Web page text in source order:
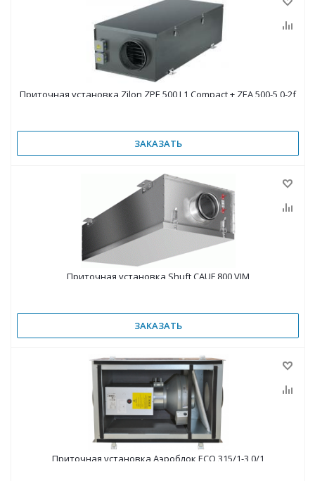
Приточная установка Zilon ZPE 500 L1 Compact + ZEA 500-5,0-2f
ЗАКАЗАТЬ
Приточная установка Shuft CAUF 800 VIM
ЗАКАЗАТЬ
Приточная установка Аэроблок ECO 315/1-3,0/1